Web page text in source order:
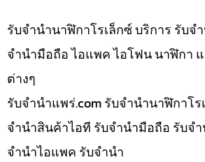
รับจำนำนาฬิกาโรเล็กซ์ บริการ รับจ
จำนำมือถือ ไอแพค ไอโฟน นาฬิกา
ต่างๆ
รับจํานําแพร่.com รับจำนำนาฬิกาโร
จำนำสินค้าไอที รับจำนำมือถือ รับจ
จำนำไอแพค รับจำนำ